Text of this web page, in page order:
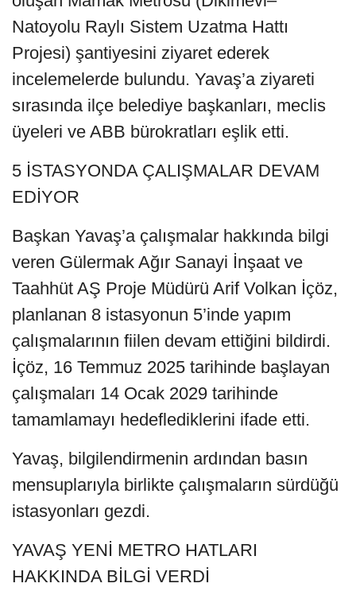
Natoyolu Raylı Sistem Uzatma Hattı
Projesi) şantiyesini ziyaret ederek
incelemelerde bulundu. Yavaş’a ziyareti
sırasında ilçe belediye başkanları, meclis
üyeleri ve ABB bürokratları eşlik etti.
5 İSTASYONDA ÇALIŞMALAR DEVAM
EDİYOR
Başkan Yavaş’a çalışmalar hakkında bilgi
veren Gülermak Ağır Sanayi İnşaat ve
Taahhüt AŞ Proje Müdürü Arif Volkan İçöz,
planlanan 8 istasyonun 5’inde yapım
çalışmalarının fiilen devam ettiğini bildirdi.
İçöz, 16 Temmuz 2025 tarihinde başlayan
çalışmaları 14 Ocak 2029 tarihinde
tamamlamayı hedeflediklerini ifade etti.
Yavaş, bilgilendirmenin ardından basın
mensuplarıyla birlikte çalışmaların sürdüğü
istasyonları gezdi.
YAVAŞ YENİ METRO HATLARI
HAKKINDA BİLGİ VERDİ